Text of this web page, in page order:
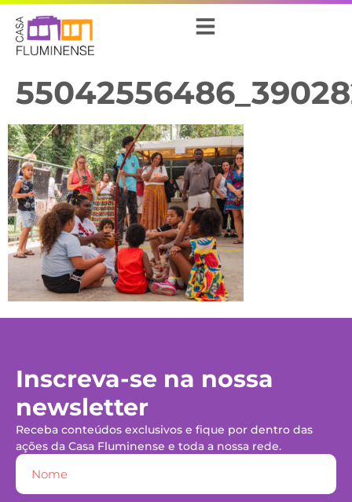
Inscreva-se na nossa
newsletter
Receba conteúdos exclusivos e fique por dentro das
ações da Casa Fluminense e toda a nossa rede.